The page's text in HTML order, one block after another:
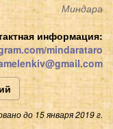
Миндара
информация:
mindarataro
до 15 января 2019 г.